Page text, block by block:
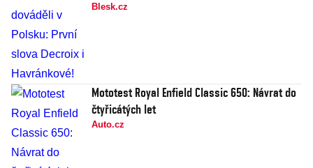
Blesk.cz
Mototest Royal Enfield Classic 650: Návrat do
čtyřicátých let
Auto.cz